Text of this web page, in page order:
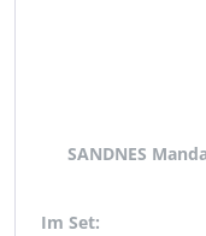
SANDNES
Im Set: